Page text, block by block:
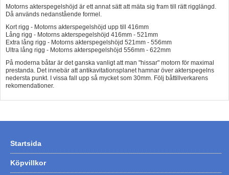
Motorns akterspegelshöjd är ett annat sätt att mäta sig fram till rätt rigglängd.
Då används nedanstående formel.
Kort rigg - Motorns akterspegelshöjd upp till 416mm
Lång rigg - Motorns akterspegelshöjd 416mm - 521mm
Extra lång rigg - Motorns akterspegelshöjd 521mm - 556mm
Ultra lång rigg - Motorns akterspegelshöjd 556mm - 622mm
På moderna båtar är det ganska vanligt att man "hissar" motorn för maximal
prestanda. Det innebär att antikavitationsplanet hamnar över akterspegelns
nedersta punkt. I vissa fall upp så mycket som 30mm. Följ båttillverkarens
rekomendationer.
Startsida
Köpvillkor